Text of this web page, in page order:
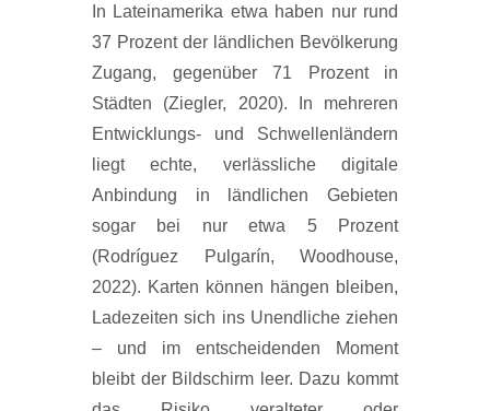
In Lateinamerika etwa haben nur rund
37 Prozent der ländlichen Bevölkerung
Zugang, gegenüber 71 Prozent in
Städten (Ziegler, 2020). In mehreren
Entwicklungs- und Schwellenländern
liegt echte, verlässliche digitale
Anbindung in ländlichen Gebieten
sogar bei nur etwa 5 Prozent
(Rodríguez Pulgarín, Woodhouse,
2022). Karten können hängen bleiben,
Ladezeiten sich ins Unendliche ziehen
– und im entscheidenden Moment
bleibt der Bildschirm leer. Dazu kommt